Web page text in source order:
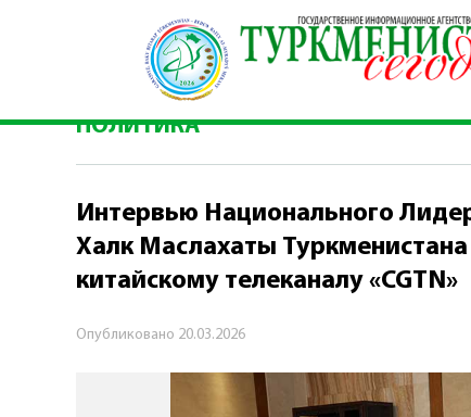
\ Политика \
Интервью
китайскому
ПОЛИТИКА
Интервью Национального
Халк Маслахаты
китайскому телеканалу «CGTN»
Опубликовано 20.03.2026